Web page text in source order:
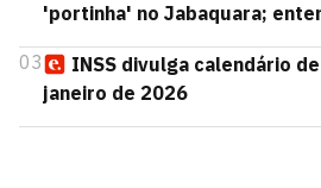
'portinha' no Jabaquara;
03
INSS divulga calendário
janeiro de 2026